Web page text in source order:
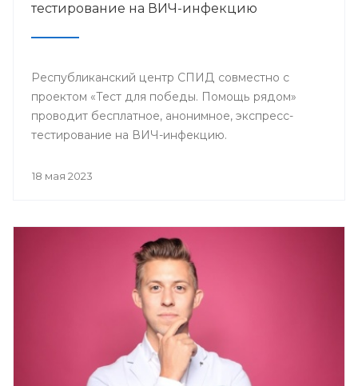
тестирование на ВИЧ-инфекцию
Республиканский центр СПИД совместно с
проектом «Тест для победы. Помощь рядом»
проводит бесплатное, анонимное, экспресс-
тестирование на ВИЧ-инфекцию.
18 мая 2023